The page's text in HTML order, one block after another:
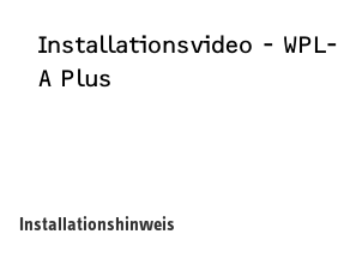
Installationsvideo - WPL-
A Plus
Installationshinweis